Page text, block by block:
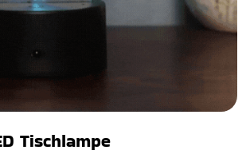
Tischlampe